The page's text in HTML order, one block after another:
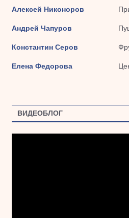
Алексей Никоноров
Андрей Чапуров
Константин Серов
Елена Федорова
ВИДЕОБЛОГ